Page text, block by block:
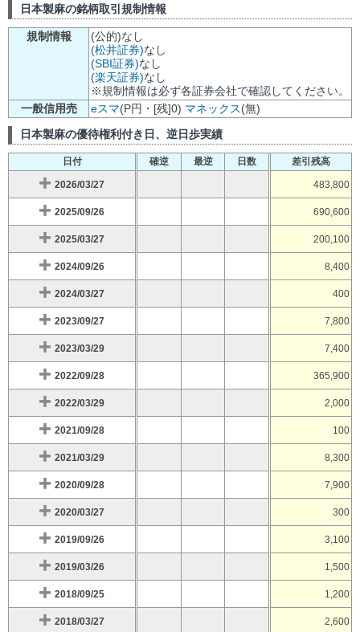
日本製麻の銘柄取引規制情報
規制情報
(公的)なし
(松井証券)なし
(SBI証券)なし
(楽天証券)なし
※規制情報は必ず各証券会社で確認してください。
一般信用売
eスマ(P円・[残]0) マネックス(無)
日本製麻の優待権利付き日、逆日歩実績
日付 確逆 最逆 日数 差引残高
2026/03/27 483,800
2025/09/26 690,600
2025/03/27 200,100
2024/09/26 8,400
2024/03/27 400
2023/09/27 7,800
2023/03/29 7,400
2022/09/28 365,900
2022/03/29 2,000
2021/09/28 100
2021/03/29 8,300
2020/09/28 7,900
2020/03/27 300
2019/09/26 3,100
2019/03/26 1,500
2018/09/25 1,200
2018/03/27 2,600